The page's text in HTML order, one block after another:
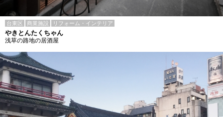
台東区 商業施設 リフォーム・インテリア
やきとんたくちゃん
浅草の路地の居酒屋